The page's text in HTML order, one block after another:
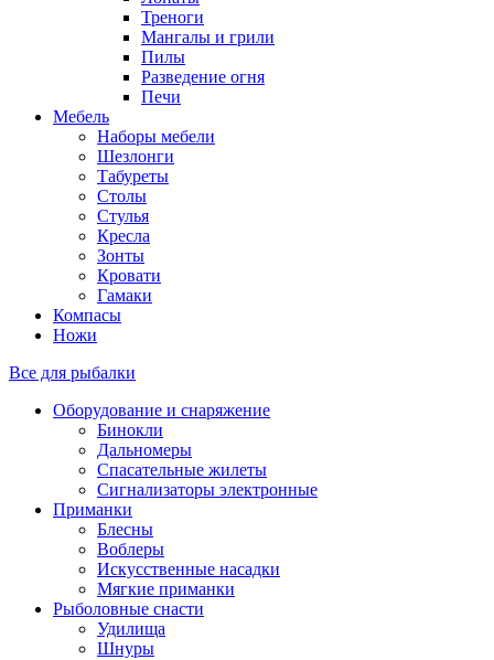
Треноги
Мангалы и грили
Пилы
Разведение огня
Печи
Мебель
Наборы мебели
Шезлонги
Табуреты
Столы
Стулья
Кресла
Зонты
Кровати
Гамаки
Компасы
Ножи
Все для рыбалки
Оборудование и снаряжение
Бинокли
Дальномеры
Спасательные жилеты
Сигнализаторы электронные
Приманки
Блесны
Воблеры
Искусственные насадки
Мягкие приманки
Рыболовные снасти
Удилища
Шнуры